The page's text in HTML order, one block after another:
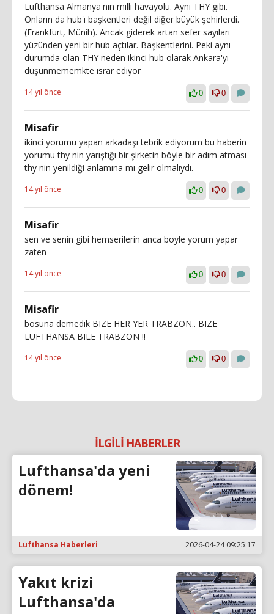
Lufthansa Almanya'nın milli havayolu. Aynı THY gibi.
Onların da hub'ı başkentleri değil diğer büyük şehirlerdi.
(Frankfurt, Münih). Ancak giderek artan sefer sayıları
yüzünden yeni bir hub açtılar. Başkentlerini. Peki aynı
durumda olan THY neden ikinci hub olarak Ankara'yı
düşünmememkte ısrar ediyor
14 yıl önce 0 0
Misafir
ikinci yorumu yapan arkadaşı tebrik ediyorum bu haberin
yorumu thy nin yarıştığı bir şirketin böyle bir adım atması
thy nin yenildiği anlamına mı gelir olmalıydı.
14 yıl önce 0 0
Misafir
sen ve senin gibi hemserilerin anca boyle yorum yapar
zaten
14 yıl önce 0 0
Misafir
bosuna demedik BIZE HER YER TRABZON.. BIZE
LUFTHANSA BILE TRABZON !!
14 yıl önce 0 0
İLGİLİ HABERLER
Lufthansa'da yeni
dönem!
Lufthansa Haberleri 2026-04-24 09:25:17
Yakıt krizi
Lufthansa'da